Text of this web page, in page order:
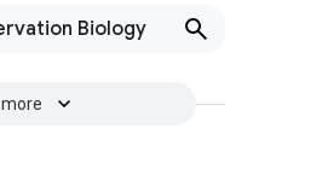
Biology